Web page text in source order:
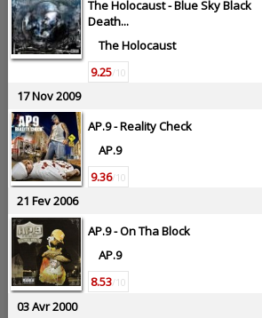
The Holocaust -Blue Sky Black
Death...
The Holocaust
9.25/10
17 Nov 2009
AP.9 -Reality Check
AP.9
9.36/10
21 Fev 2006
AP.9 -On Tha Block
AP.9
8.53/10
03 Avr 2000